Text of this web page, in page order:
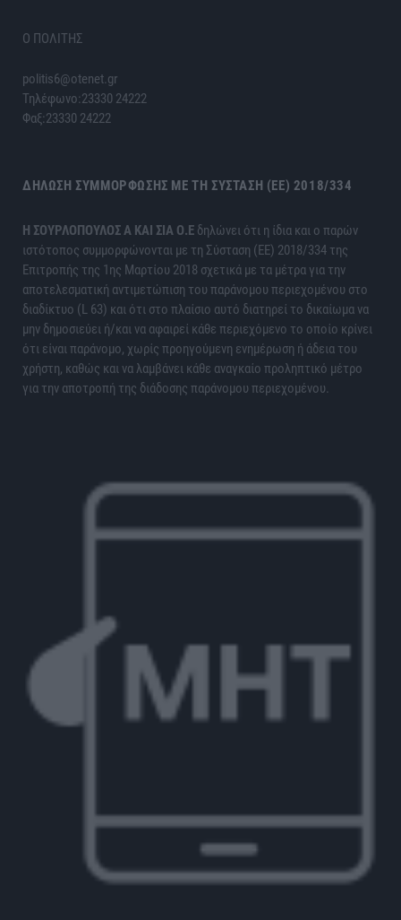
Ο ΠΟΛΙΤΗΣ
politis6@otenet.gr
Τηλέφωνο:23330 24222
Φαξ:23330 24222
ΔΉΛΩΣΗ ΣΥΜΜΌΡΦΩΣΗΣ ΜΕ ΤΗ ΣΎΣΤΑΣΗ (ΕΕ) 2018/334
H ΣΟΥΡΛΟΠΟΥΛΟΣ Α ΚΑΙ ΣΙΑ Ο.Ε δηλώνει ότι η ίδια και ο παρών
ιστότοπος συμμορφώνονται με τη Σύσταση (ΕΕ) 2018/334 της
Επιτροπής της 1ης Μαρτίου 2018 σχετικά με τα μέτρα για την
αποτελεσματική αντιμετώπιση του παράνομου περιεχομένου στο
διαδίκτυο (L 63) και ότι στο πλαίσιο αυτό διατηρεί το δικαίωμα να
μην δημοσιεύει ή/και να αφαιρεί κάθε περιεχόμενο το οποίο κρίνει
ότι είναι παράνομο, χωρίς προηγούμενη ενημέρωση ή άδεια του
χρήστη, καθώς και να λαμβάνει κάθε αναγκαίο προληπτικό μέτρο
για την αποτροπή της διάδοσης παράνομου περιεχομένου.